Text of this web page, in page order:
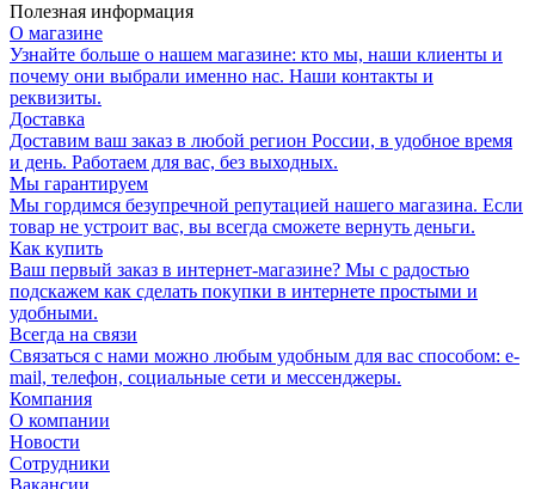
Полезная информация
О магазине
Узнайте больше о нашем магазине: кто мы, наши клиенты и
почему они выбрали именно нас. Наши контакты и
реквизиты.
Доставка
Доставим ваш заказ в любой регион России, в удобное время
и день. Работаем для вас, без выходных.
Мы гарантируем
Мы гордимся безупречной репутацией нашего магазина. Если
товар не устроит вас, вы всегда сможете вернуть деньги.
Как купить
Ваш первый заказ в интернет-магазине? Мы с радостью
подскажем как сделать покупки в интернете простыми и
удобными.
Всегда на связи
Связаться с нами можно любым удобным для вас способом: e-
mail, телефон, социальные сети и мессенджеры.
Компания
О компании
Новости
Сотрудники